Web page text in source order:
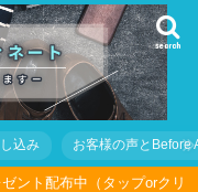
search
込み お客様の声とBefore
ント配布中（タップorクリ